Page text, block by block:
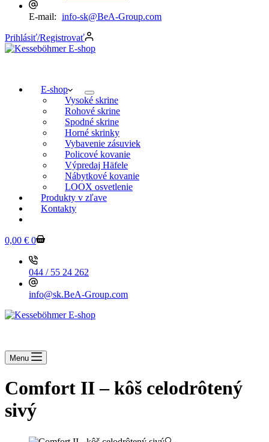
E-mail: info-sk@BeA-Group.com
Prihlásiť/Registrovať
E-shop
Vysoké skrine
Rohové skrine
Spodné skrine
Horné skrinky
Vybavenie zásuviek
Policové kovanie
Výpredaj Häfele
Nábytkové kovanie
LOOX osvetlenie
Produkty v zľave
Kontakty
Shopping
0,00 € 0
044 / 55 24 262
info@sk.BeA-Group.com
Menu
Comfort II – kôš celodrôtený
sivý